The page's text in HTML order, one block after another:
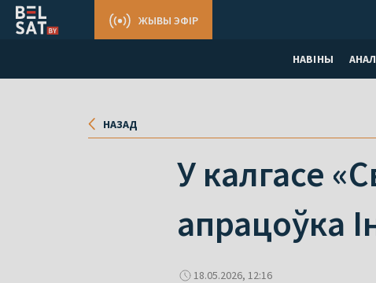
НАВІНЫ
ЖЫВЫ ЭФІР
НАЗАД
У калгасе
апрацоўка
18.05.2026, 12:16